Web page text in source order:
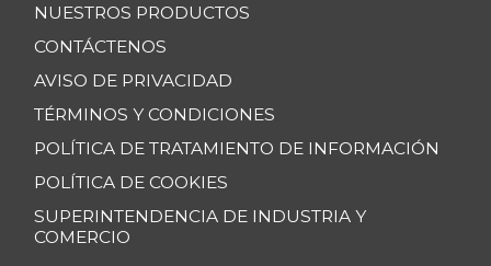
NUESTROS PRODUCTOS
CONTÁCTENOS
AVISO DE PRIVACIDAD
TÉRMINOS Y CONDICIONES
POLÍTICA DE TRATAMIENTO DE INFORMACIÓN
POLÍTICA DE COOKIES
SUPERINTENDENCIA DE INDUSTRIA Y
COMERCIO